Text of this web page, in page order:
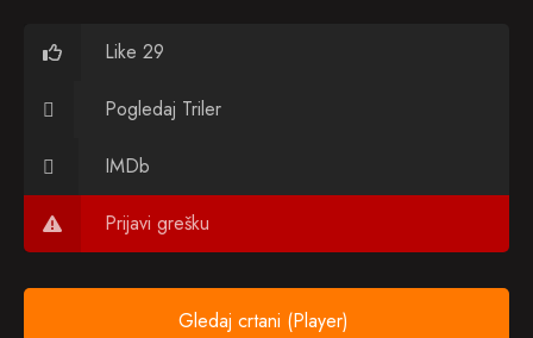
Like 29
Pogledaj Triler
IMDb
Prijavi grešku
Gledaj crtani (Player)